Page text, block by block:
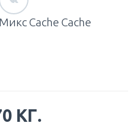
Микс Cache Cache
КГ.